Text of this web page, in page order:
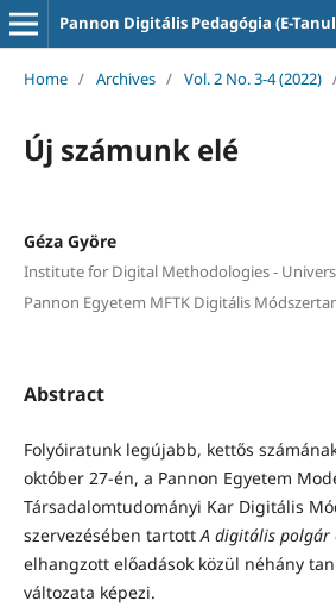
Home / Archives / Vol. 2 No. 3-4 (2022)
Új számunk elé
Géza Györe
Institute for Digital Methodologies -
Pannon Egyetem MFTK Digitális
Abstract
Folyóiratunk legújabb, kettős
október 27-én, a Pannon Egyetem
Társadalomtudományi Kar Digitális
szervezésében tartottA digitális polgár
elhangzott előadások közül néhány
változata képezi.